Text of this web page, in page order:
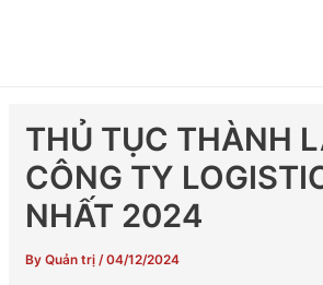
THỦ TỤC THÀNH
CÔNG TY
NHẤT 2024
By Quản trị /04/12/2024